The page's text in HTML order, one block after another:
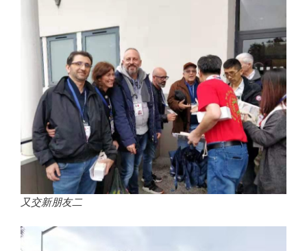
又交新朋友二